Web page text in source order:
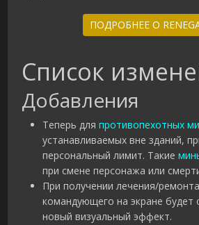
ПОДРОБНЕЕ О
Список
Добавления
Теперь дляпротивопехотных
устанавливаемых вне зданий,
персональный лимит. Такие
при смене персонажа или
При получении лечения/
командующего на экране будет
новый визуальный эффект.